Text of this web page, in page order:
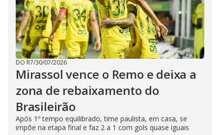
DO R7/30/07/2026
Mirassol vence o Remo e deixa a
zona de rebaixamento do
Brasileirão
Após 1º tempo equilibrado, time paulista, em casa, se
impõe na etapa final e faz 2 a 1 com gols quase iguais